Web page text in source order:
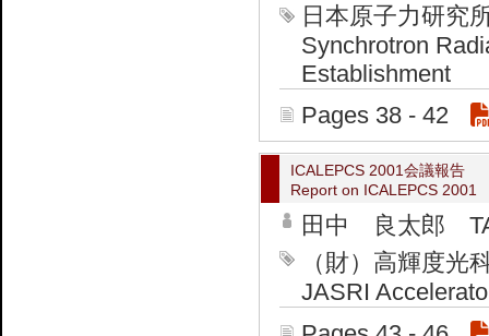
日本原子力研
Synchrotron
Establishment
Pages 38 - 42
ICALEPCS 2001会議報告
Report on ICALEPCS 2001
田中 良太郎
（財）高輝度
JASRI